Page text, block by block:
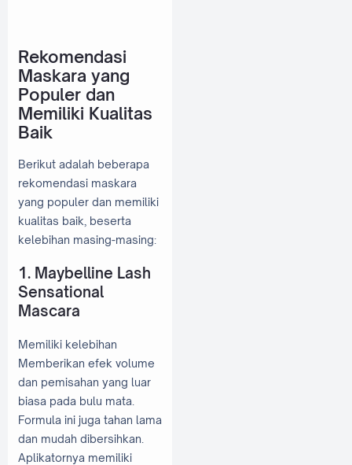
Rekomendasi
Maskara yang
Populer dan
Memiliki Kualitas
Baik
Berikut adalah beberapa
rekomendasi maskara
yang populer dan memiliki
kualitas baik, beserta
kelebihan masing-masing:
1. Maybelline Lash
Sensational
Mascara
Memiliki kelebihan
Memberikan efek volume
dan pemisahan yang luar
biasa pada bulu mata.
Formula ini juga tahan lama
dan mudah dibersihkan.
Aplikatornya memiliki